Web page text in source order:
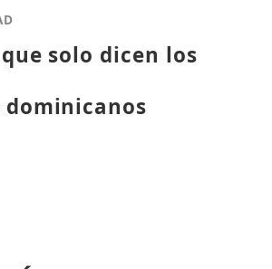
solo dicen los
dominicanos